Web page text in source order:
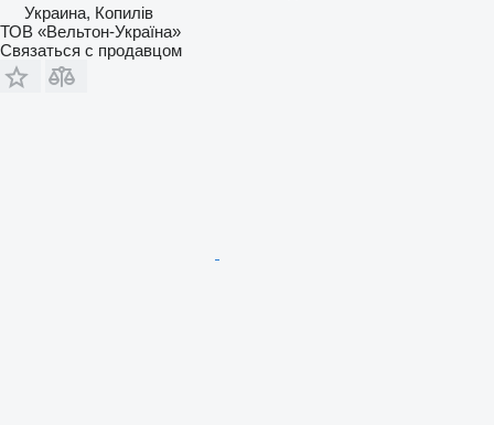
Украина, Копилів
ТОВ «Вельтон-Україна»
Связаться с продавцом